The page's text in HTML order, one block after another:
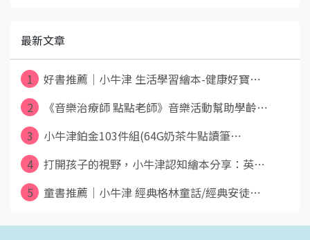
最新文章
1
好書推薦｜小牛津 生活學習繪本-健康好寶⋯
2
《音樂治療師 點點老師》音樂活動幫助學齡⋯
3
小牛津鉑金103件組(64G奶茶牛點讀筆⋯
4
打開孩子的視野，小牛津認知繪本分享：英⋯
5
童書推薦｜小牛津 經典格林童話/經典安徒⋯